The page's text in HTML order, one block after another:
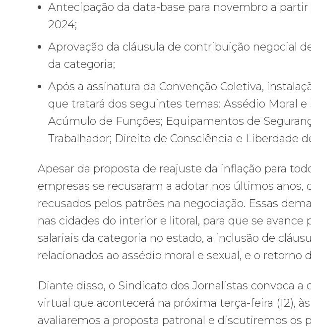
Antecipação da data-base para novembro a partir
2024;
Aprovação da cláusula de contribuição negocial
da categoria;
Após a assinatura da Convenção Coletiva,
que tratará dos seguintes temas: Assédio Moral e
Acúmulo de Funções; Equipamentos de
Trabalhador; Direito de Consciência e Liberdade
Apesar da proposta de reajuste da inflação para
empresas se recusaram a adotar nos últimos
recusados pelos patrões na negociação. Essas
nas cidades do interior e litoral, para que se avance
salariais da categoria no estado, a inclusão de
relacionados ao assédio moral e sexual, e o retorno
Diante disso, o Sindicato dos Jornalistas convoca a
virtual que acontecerá na próxima terça-feira (12),
avaliaremos a proposta patronal e discutiremos os